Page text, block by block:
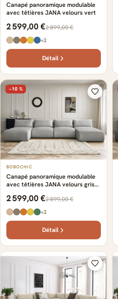
Canapé panoramique modulable
avec têtières JANA velours vert
2 599,00 €2 899,00 €
+2
Détail
−10 %
BOBOCHIC
Canapé panoramique modulable
avec têtières JANA velours gris
2 599,00 €2 899,00 €
+2
Détail